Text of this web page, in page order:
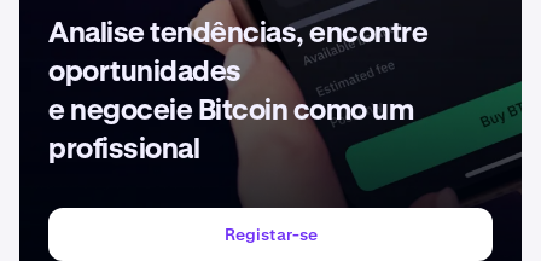
Analise tendências, encontre
oportunidades
e negoceie Bitcoin como um
profissional
Registar-se